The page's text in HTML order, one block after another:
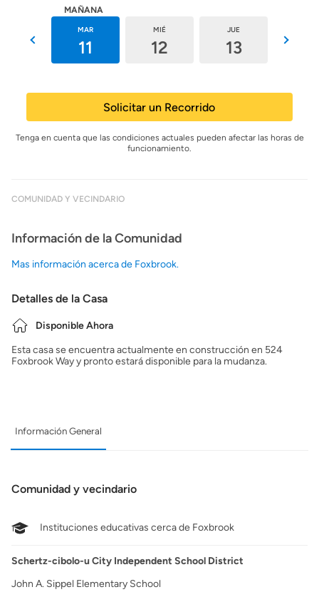
MAÑANA
MAR
11
MIÉ
12
JUE
13
Solicitar un Recorrido
Tenga en cuenta que las condiciones actuales pueden afectar las horas de
funcionamiento.
COMUNIDAD Y VECINDARIO
Información de la Comunidad
Mas información acerca de Foxbrook.
Detalles de la Casa
Disponible Ahora
Esta casa se encuentra actualmente en construcción en 524
Foxbrook Way y pronto estará disponible para la mudanza.
Información General
Comunidad y vecindario
Instituciones educativas cerca de Foxbrook
Schertz-cibolo-u City Independent School District
John A. Sippel Elementary School